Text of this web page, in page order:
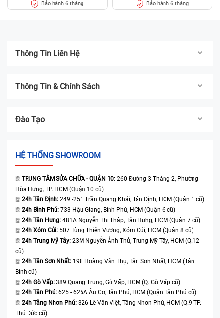
Bảo hành 6 tháng
Bảo hành 6 tháng
Thông Tin Liên Hệ
Thông Tin & Chính Sách
Đào Tạo
HỆ THỐNG SHOWROOM
TRUNG TÂM SỬA CHỮA - QUẬN 10: 260 Đường 3 Tháng 2, Phường
Hòa Hưng, TP. HCM (Quận 10 cũ)
24h Tân Định: 249 -251 Trần Quang Khải, Tân Định, HCM (Quận 1 cũ)
24h Bình Phú: 733 Hậu Giang, Bình Phú, HCM (Quận 6 cũ)
24h Tân Hưng: 481A Nguyễn Thị Thập, Tân Hưng, HCM (Quận 7 cũ)
24h Xóm Củi: 507 Tùng Thiện Vương, Xóm Củi, HCM (Quận 8 cũ)
24h Trung Mỹ Tây: 23M Nguyễn Ảnh Thủ, Trung Mỹ Tây, HCM (Q.12
cũ)
24h Tân Sơn Nhất: 198 Hoàng Văn Thụ, Tân Sơn Nhất, HCM (Tân
Bình cũ)
24h Gò Vấp: 389 Quang Trung, Gò Vấp, HCM (Q. Gò Vấp cũ)
24h Tân Phú: 625 - 625A Âu Cơ, Tân Phú, HCM (Quận Tân Phú cũ)
24h Tăng Nhơn Phú: 326 Lê Văn Việt, Tăng Nhơn Phú, HCM (Q.9 TP.
Thủ Đức cũ)